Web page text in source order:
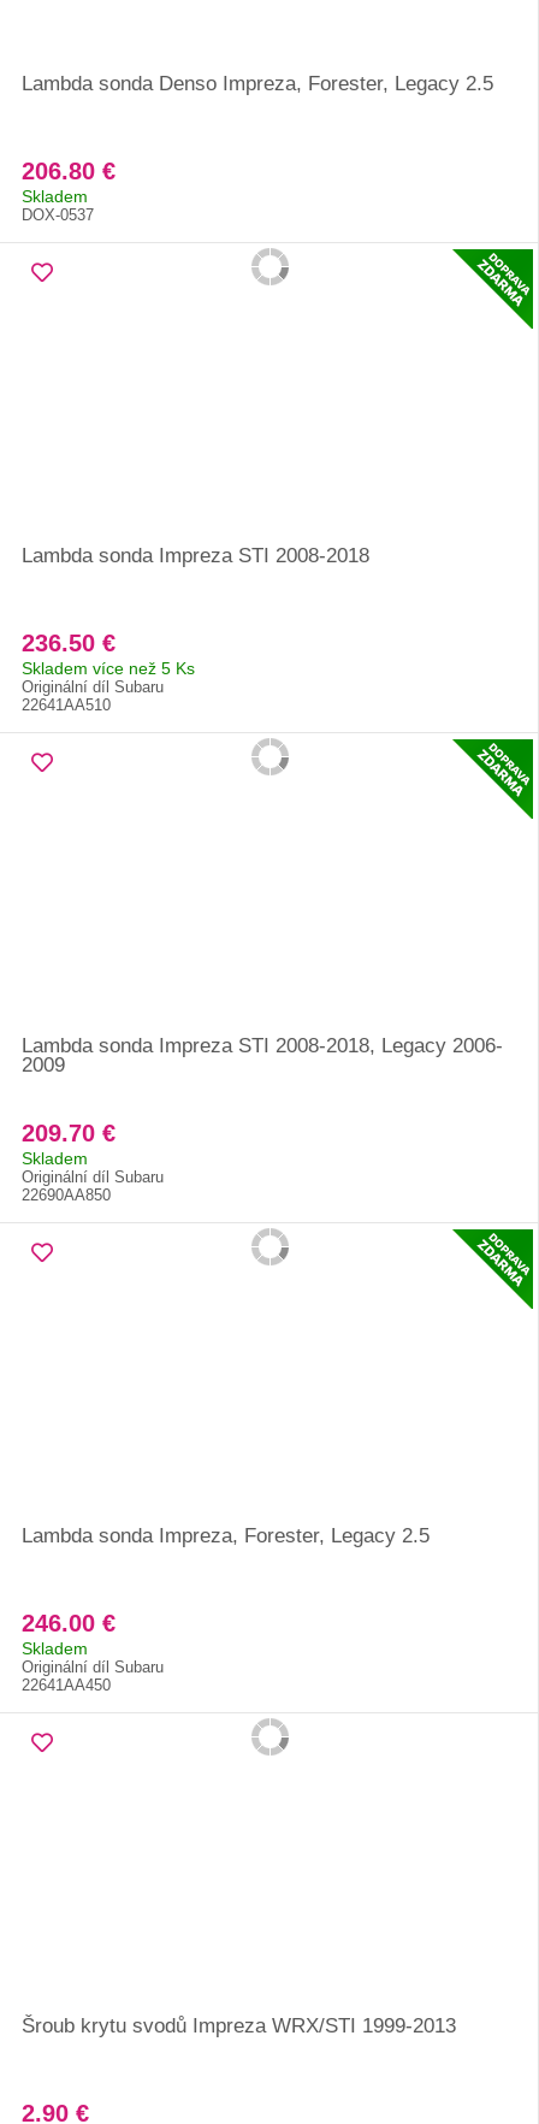
Lambda sonda Denso Impreza, Forester, Legacy 2.5
206.80 €
Skladem
DOX-0537
Lambda sonda Impreza STI 2008-2018
236.50 €
Skladem více než 5 Ks
Originální díl Subaru
22641AA510
Lambda sonda Impreza STI 2008-2018, Legacy 2006-
2009
209.70 €
Skladem
Originální díl Subaru
22690AA850
Lambda sonda Impreza, Forester, Legacy 2.5
246.00 €
Skladem
Originální díl Subaru
22641AA450
Šroub krytu svodů Impreza WRX/STI 1999-2013
2.90 €